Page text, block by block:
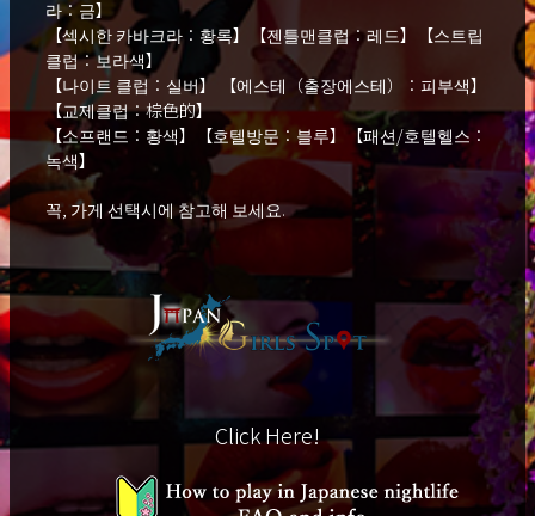
라：금】
【섹시한 카바크라：황록】【젠틀맨클럽：레드】【스트립
클럽：보라색】
【나이트 클럽：실버】 【에스테（출장에스테）：피부색】
【교제클럽：棕色的】
【소프랜드：황색】【호텔방문：블루】【패션/호텔헬스：
녹색】
꼭, 가게 선택시에 참고해 보세요.
Click Here!